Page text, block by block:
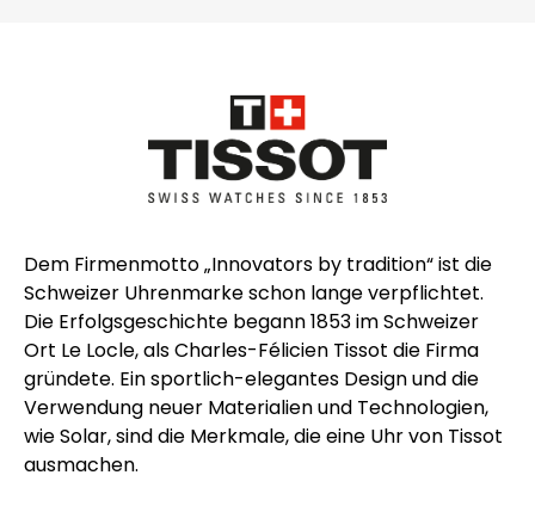
Dem Firmenmotto „Innovators by tradition“ ist die
Schweizer Uhrenmarke schon lange verpflichtet.
Die Erfolgsgeschichte begann 1853 im Schweizer
Ort Le Locle, als Charles-Félicien Tissot die Firma
gründete. Ein sportlich-elegantes Design und die
Verwendung neuer Materialien und Technologien,
wie Solar, sind die Merkmale, die eine Uhr von Tissot
ausmachen.